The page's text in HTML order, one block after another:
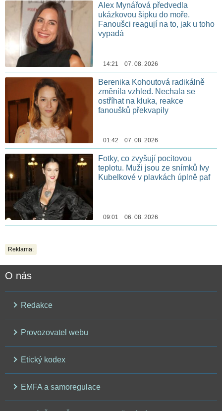
Alex Mynářová předvedla
ukázkovou šipku do moře.
Fanoušci reagují na to, jak u toho
vypadá
14:21 07. 08. 2026
Berenika Kohoutová radikálně
změnila vzhled. Nechala se
ostříhat na kluka, reakce
fanoušků překvapily
01:42 07. 08. 2026
Fotky, co zvyšují pocitovou
teplotu. Muži jsou ze snímků Ivy
Kubelkové v plavkách úplně paf
09:01 06. 08. 2026
Reklama:
O nás
Redakce
Provozovatel webu
Etický kodex
EMFA a samoregulace